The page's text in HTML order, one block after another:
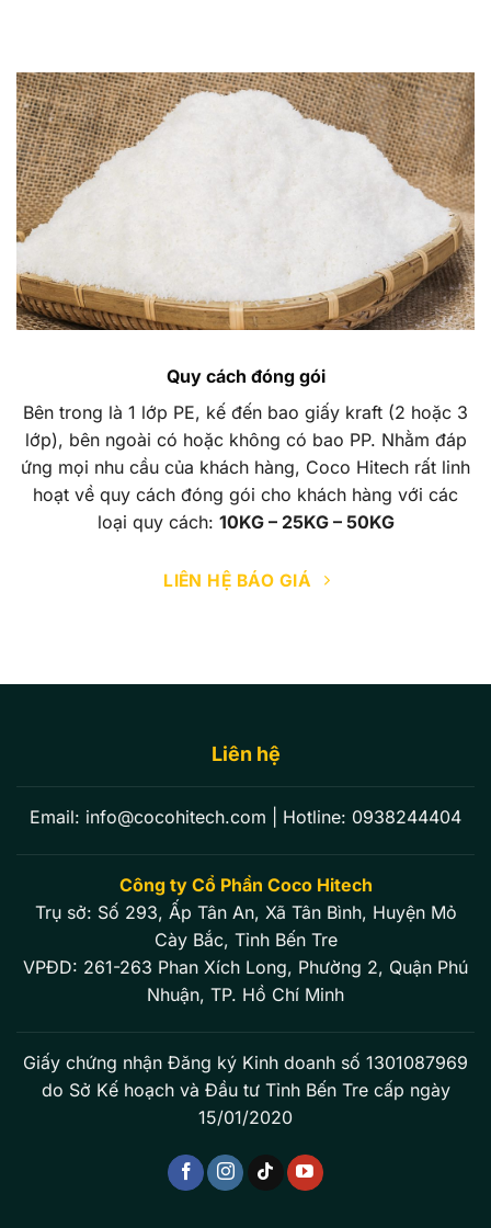
Quy cách đóng gói
Bên trong là 1 lớp PE, kế đến bao giấy kraft (2 hoặc 3
lớp), bên ngoài có hoặc không có bao PP. Nhằm đáp
ứng mọi nhu cầu của khách hàng, Coco Hitech rất linh
hoạt về quy cách đóng gói cho khách hàng với các
loại quy cách: 10KG – 25KG – 50KG
LIÊN HỆ BÁO GIÁ
Liên hệ
Email: info@cocohitech.com | Hotline: 0938244404
Công ty Cổ Phần Coco Hitech
Trụ sở: Số 293, Ấp Tân An, Xã Tân Bình, Huyện Mỏ
Cày Bắc, Tỉnh Bến Tre
VPĐD: 261-263 Phan Xích Long, Phường 2, Quận Phú
Nhuận, TP. Hồ Chí Minh
Giấy chứng nhận Đăng ký Kinh doanh số 1301087969
do Sở Kế hoạch và Đầu tư Tỉnh Bến Tre cấp ngày
15/01/2020